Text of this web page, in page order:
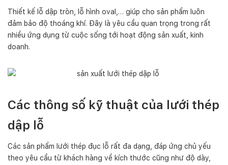
Thiết kế lỗ dập tròn, lỗ hình oval,… giúp cho sản phẩm luôn
đảm bảo độ thoáng khí. Đây là yêu cầu quan trọng trong rất
nhiều ứng dụng từ cuộc sống tới hoạt động sản xuất, kinh
doanh.
Các thông số kỹ thuật của lưới thép
dập lỗ
Các sản phẩm lưới thép đục lỗ rất đa dạng, đáp ứng chủ yếu
theo yêu cầu từ khách hàng về kích thước cũng như độ dày,